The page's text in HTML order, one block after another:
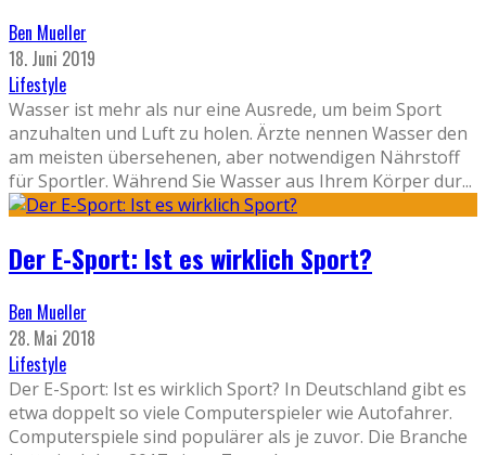
Ben Mueller
18. Juni 2019
Lifestyle
Wasser ist mehr als nur eine Ausrede, um beim Sport
anzuhalten und Luft zu holen. Ärzte nennen Wasser den
am meisten übersehenen, aber notwendigen Nährstoff
für Sportler. Während Sie Wasser aus Ihrem Körper dur...
Der E-Sport: Ist es wirklich Sport?
Ben Mueller
28. Mai 2018
Lifestyle
Der E-Sport: Ist es wirklich Sport? In Deutschland gibt es
etwa doppelt so viele Computerspieler wie Autofahrer.
Computerspiele sind populärer als je zuvor. Die Branche